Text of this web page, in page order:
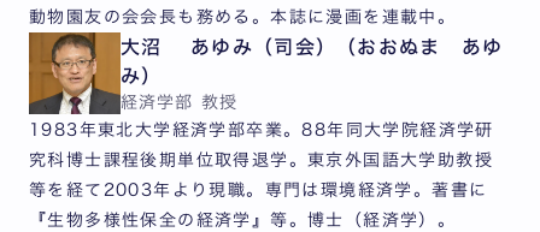
動物園友の会会長も務める。本誌に漫画を連載中。
大沼 あゆみ（司会）（おおぬま あゆ
み）
経済学部 教授
1983年東北大学経済学部卒業。88年同大学院経済学研
究科博士課程後期単位取得退学。東京外国語大学助教授
等を経て2003年より現職。専門は環境経済学。著書に
『生物多様性保全の経済学』等。博士（経済学）。